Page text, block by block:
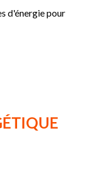
d'énergie pour